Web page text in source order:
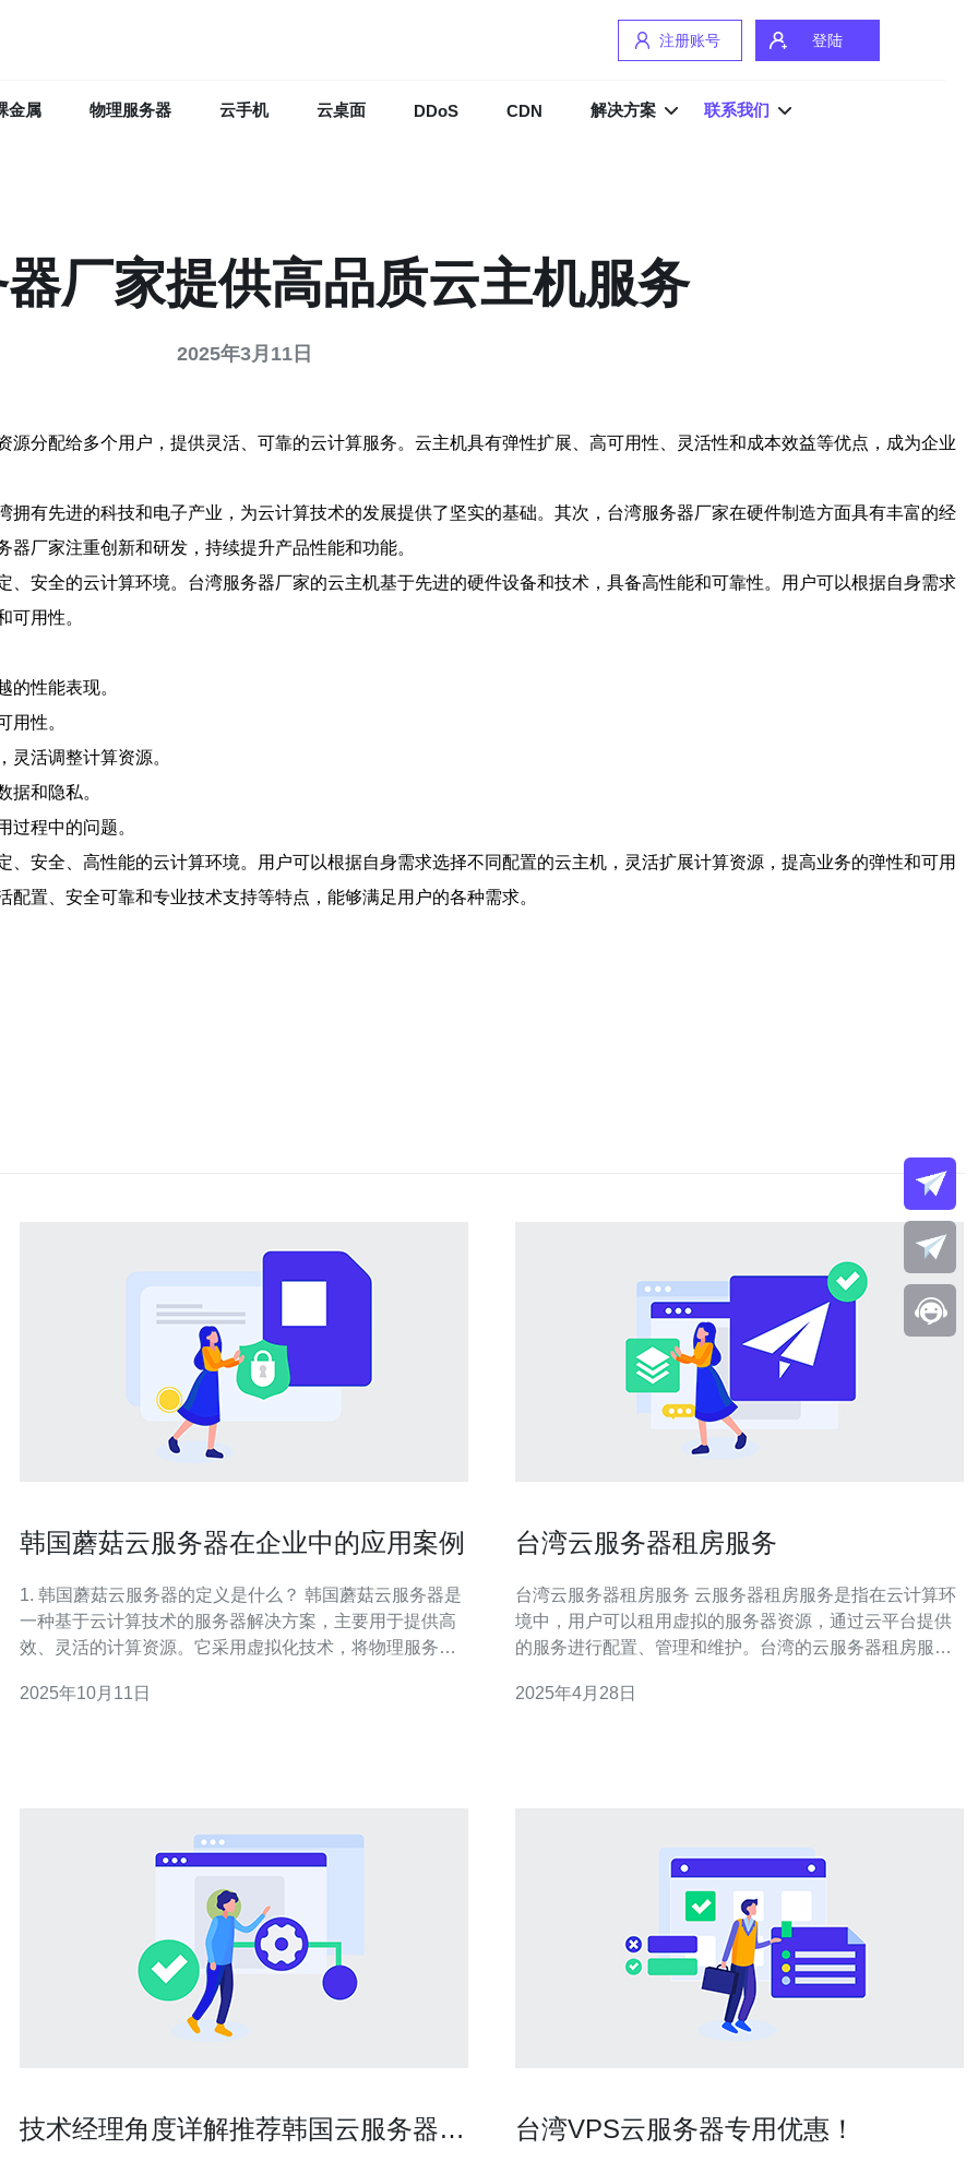
注册账号 登陆
金属 物理服务器 云手机 云桌面 DDoS CDN 解决方案 联系我们
厂家提供高品质云主机服务
2025年3月11日
分配给多个用户，提供灵活、可靠的云计算服务。云主机具有弹性扩展、高可用性、灵活性和成本效益等优点，成为企业
有先进的科技和电子产业，为云计算技术的发展提供了坚实的基础。其次，台湾服务器厂家在硬件制造方面具有丰富的经
厂家注重创新和研发，持续提升产品性能和功能。
安全的云计算环境。台湾服务器厂家的云主机基于先进的硬件设备和技术，具备高性能和可靠性。用户可以根据自身需求
可用性。
的性能表现。
用性。
活调整计算资源。
据和隐私。
过程中的问题。
安全、高性能的云计算环境。用户可以根据自身需求选择不同配置的云主机，灵活扩展计算资源，提高业务的弹性和可用
置、安全可靠和专业技术支持等特点，能够满足用户的各种需求。
韩国蘑菇云服务器在企业中的应用案例
1. 韩国蘑菇云服务器的定义是什么？ 韩国蘑菇云服务器是
一种基于云计算技术的服务器解决方案，主要用于提供高
效、灵活的计算资源。它采用虚拟化技术，将物理服务器
态调整。该服务器具有高可用性和安全性，适合各种规模
2025年10月11日
台湾云服务器租房服务
台湾云服务器租房服务 云服务器租房服务是指在云计算环
境中，用户可以租用虚拟的服务器资源，通过云平台提供
的服务进行配置、管理和维护。台湾的云服务器租房服务
规模企业的需求。 2.1 灵活可扩展：台湾的云服务器租房
2025年4月28日
技术经理角度详解推荐韩国云服务器的
台湾VPS云服务器专用优惠！